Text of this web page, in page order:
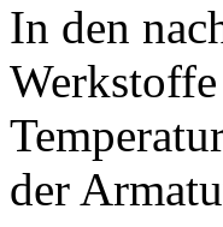
In den
der